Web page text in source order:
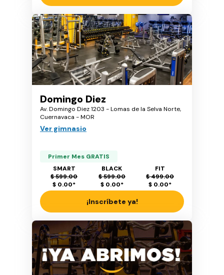
Domingo Diez
Av. Domingo Diez 1203 - Lomas de la Selva Norte,
Cuernavaca - MOR
Ver gimnasio
Primer Mes GRATIS
SMART
$ 599.00
$ 0.00*
BLACK
$ 599.00
$ 0.00*
FIT
$ 499.00
$ 0.00*
¡Inscríbete ya!